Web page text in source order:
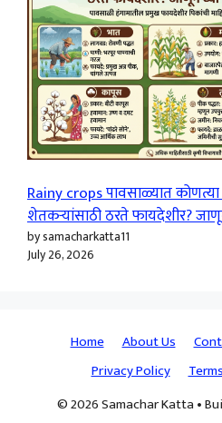
Rainy crops पावसाळ्यात
शेतकऱ्यांसाठी ठरते फायदेशीर?
by samacharkatta11
July 26, 2026
Home About Us
Privacy Policy
© 2026 Samachar Katta •